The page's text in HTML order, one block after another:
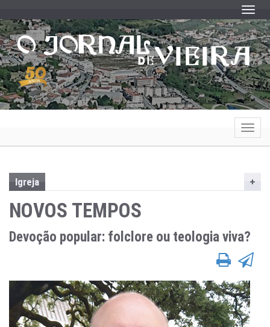
Igreja
NOVOS TEMPOS
Devoção popular: folclore ou teologia viva?